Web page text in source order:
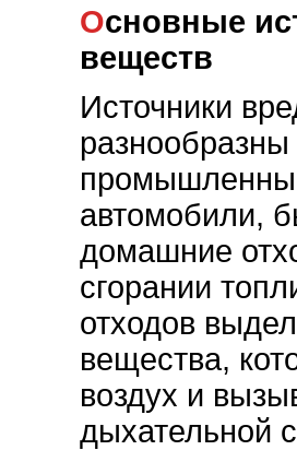
Основные источники вредных
веществ
Источники
автомобили,
домашние
сгорании
отходов
вещества,
воздух и
дыхательной